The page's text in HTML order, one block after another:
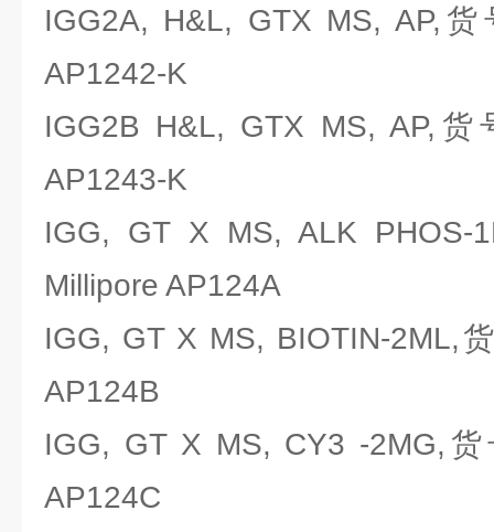
IGG2A, H&L, GTX MS, AP,
AP1242-K
IGG2B H&L, GTX MS, AP,
AP1243-K
IGG, GT X MS, ALK
Millipore AP124A
IGG, GT X MS, BIOTIN-2ML,
AP124B
IGG, GT X MS, CY3 -2MG,
AP124C